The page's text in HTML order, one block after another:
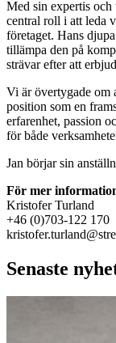
Med sin expertis och
central roll i att leda
företaget. Hans
tillämpa den på
strävar efter att
Vi är övertygade om
position som en
erfarenhet, passion
för både
Jan börjar sin
För mer
Kristofer Turland
+46 (0)703-122 170
Senaste